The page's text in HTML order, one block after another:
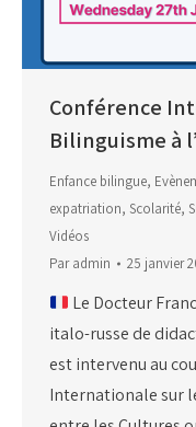
Conférence
Bilinguisme à
Enfance bilingue,
expatriation, Scolarité,
Vidéos
Paradmin 25 janvier
Le Docteur
italo-russe de
est intervenu au
Internationale sur